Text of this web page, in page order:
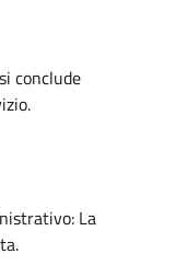
conclude
La